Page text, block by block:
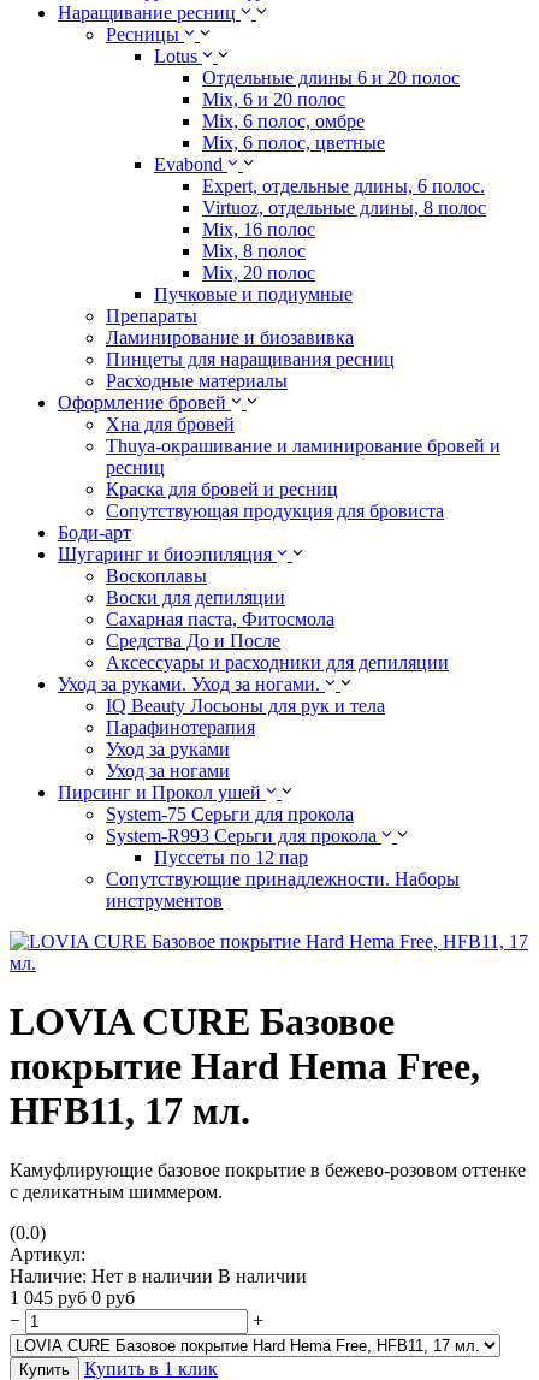
Наращивание ресниц
Ресницы
Lotus
Отдельные длины 6 и 20 полос
Mix, 6 и 20 полос
Mix, 6 полос, омбре
Mix, 6 полос, цветные
Evabond
Expert, отдельные длины, 6 полос.
Virtuoz, отдельные длины, 8 полос
Mix, 16 полос
Mix, 8 полос
Mix, 20 полос
Пучковые и подиумные
Препараты
Ламинирование и биозавивка
Пинцеты для наращивания ресниц
Расходные материалы
Оформление бровей
Хна для бровей
Thuya-окрашивание и ламинирование бровей и
ресниц
Краска для бровей и ресниц
Сопутствующая продукция для бровиста
Боди-арт
Шугаринг и биоэпиляция
Воскоплавы
Воски для депиляции
Сахарная паста, Фитосмола
Средства До и После
Аксессуары и расходники для депиляции
Уход за руками. Уход за ногами.
IQ Beauty Лосьоны для рук и тела
Парафинотерапия
Уход за руками
Уход за ногами
Пирсинг и Прокол ушей
System-75 Серьги для прокола
System-R993 Серьги для прокола
Пуссеты по 12 пар
Cопутствующие принадлежности. Наборы
инструментов
LOVIA CURE Базовое
покрытие Hard Hema Free,
HFB11, 17 мл.
Камуфлирующие базовое покрытие в бежево-розовом оттенке
с деликатным шиммером.
(0.0)
Артикул:
Наличие: Нет в наличии В наличии
1 045 руб 0 руб
−
+
Купить
Купить в 1 клик